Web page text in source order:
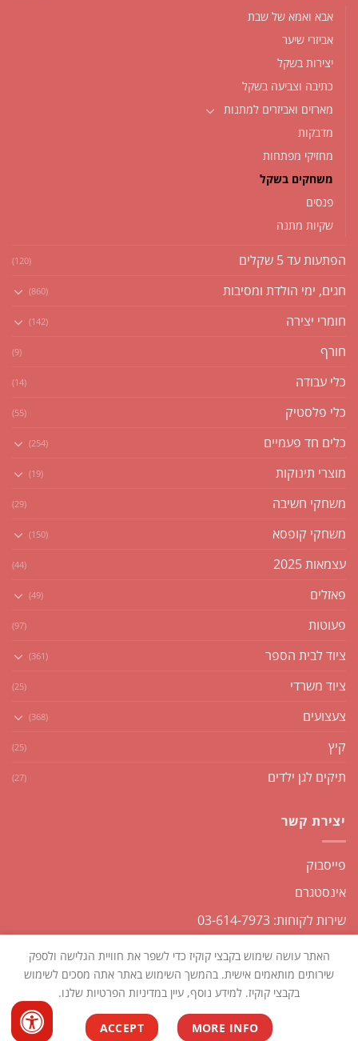
אבא ואמא של שבת
אביזרי שיער
יצירות בשקל
כתיבה וצביעה בשקל
מארזים ואביזרים למתנות
מדבקות
מחזיקי מפתחות
משחקים בשקל
פנסים
שקיות מתנה
הפתעות עד 5 שקלים (120)
חגים, ימי הולדת ומסיבות (860)
חומרי יצירה (142)
חורף (9)
כלי עבודה (14)
כלי פלסטיק (55)
כלים חד פעמיים (254)
מוצרי תינוקות (19)
משחקי חשיבה (29)
משחקי קופסא (150)
עצמאות 2025 (44)
פאזלים (49)
פעוטות (97)
ציוד לבית הספר (361)
ציוד משרדי (25)
צעצועים (368)
קיץ (25)
תיקים לגן ילדים (27)
יצירת קשר
פייסבוק
אינסטגרם
שירות לקוחות: 03-614-7973
כל הזכויות שמורות2026 © שקליקו| נבנה ומנוהל על ידי
WEmanage -
ניהול אתרים
האתר עושה שימוש בקבצי קוקיז כדי לשפר את חוויית הגלישה ולספק
שירותים מותאמים אישית. בהמשך השימוש באתר אתה מסכים לשימוש
בקבצי קוקיז. למידע נוסף, עיין במדיניות הפרטיות שלנו.
MORE INFO
ACCEPT